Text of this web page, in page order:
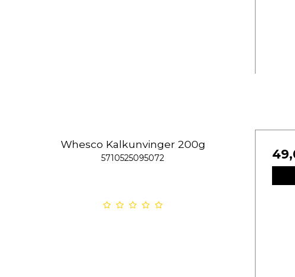
Whesco Kalkunvinger 200g
5710525095072